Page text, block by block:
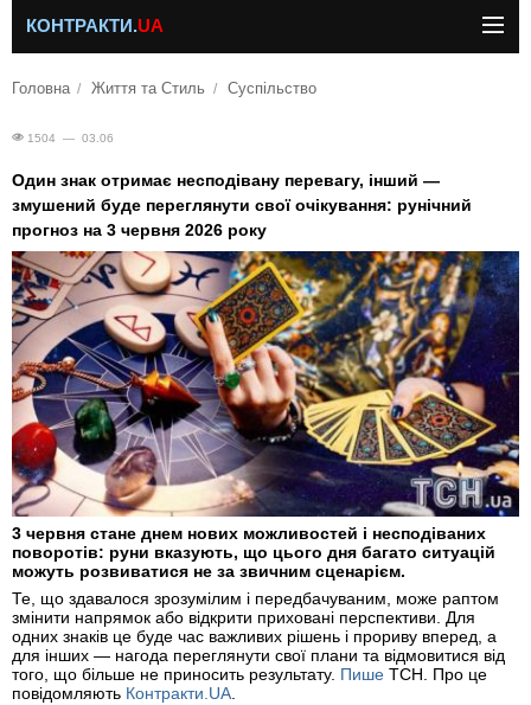
КОНТРАКТИ.UA
Головна Життя та Стиль Суспільство
1504 — 03.06
Один знак отримає несподівану перевагу, інший —
змушений буде переглянути свої очікування: рунічний
прогноз на 3 червня 2026 року
3 червня стане днем нових можливостей і несподіваних
поворотів: руни вказують, що цього дня багато ситуацій
можуть розвиватися не за звичним сценарієм.
Те, що здавалося зрозумілим і передбачуваним, може раптом
змінити напрямок або відкрити приховані перспективи. Для
одних знаків це буде час важливих рішень і прориву вперед, а
для інших — нагода переглянути свої плани та відмовитися від
того, що більше не приносить результату. Пише ТСН. Про це
повідомляють Контракти.UA.